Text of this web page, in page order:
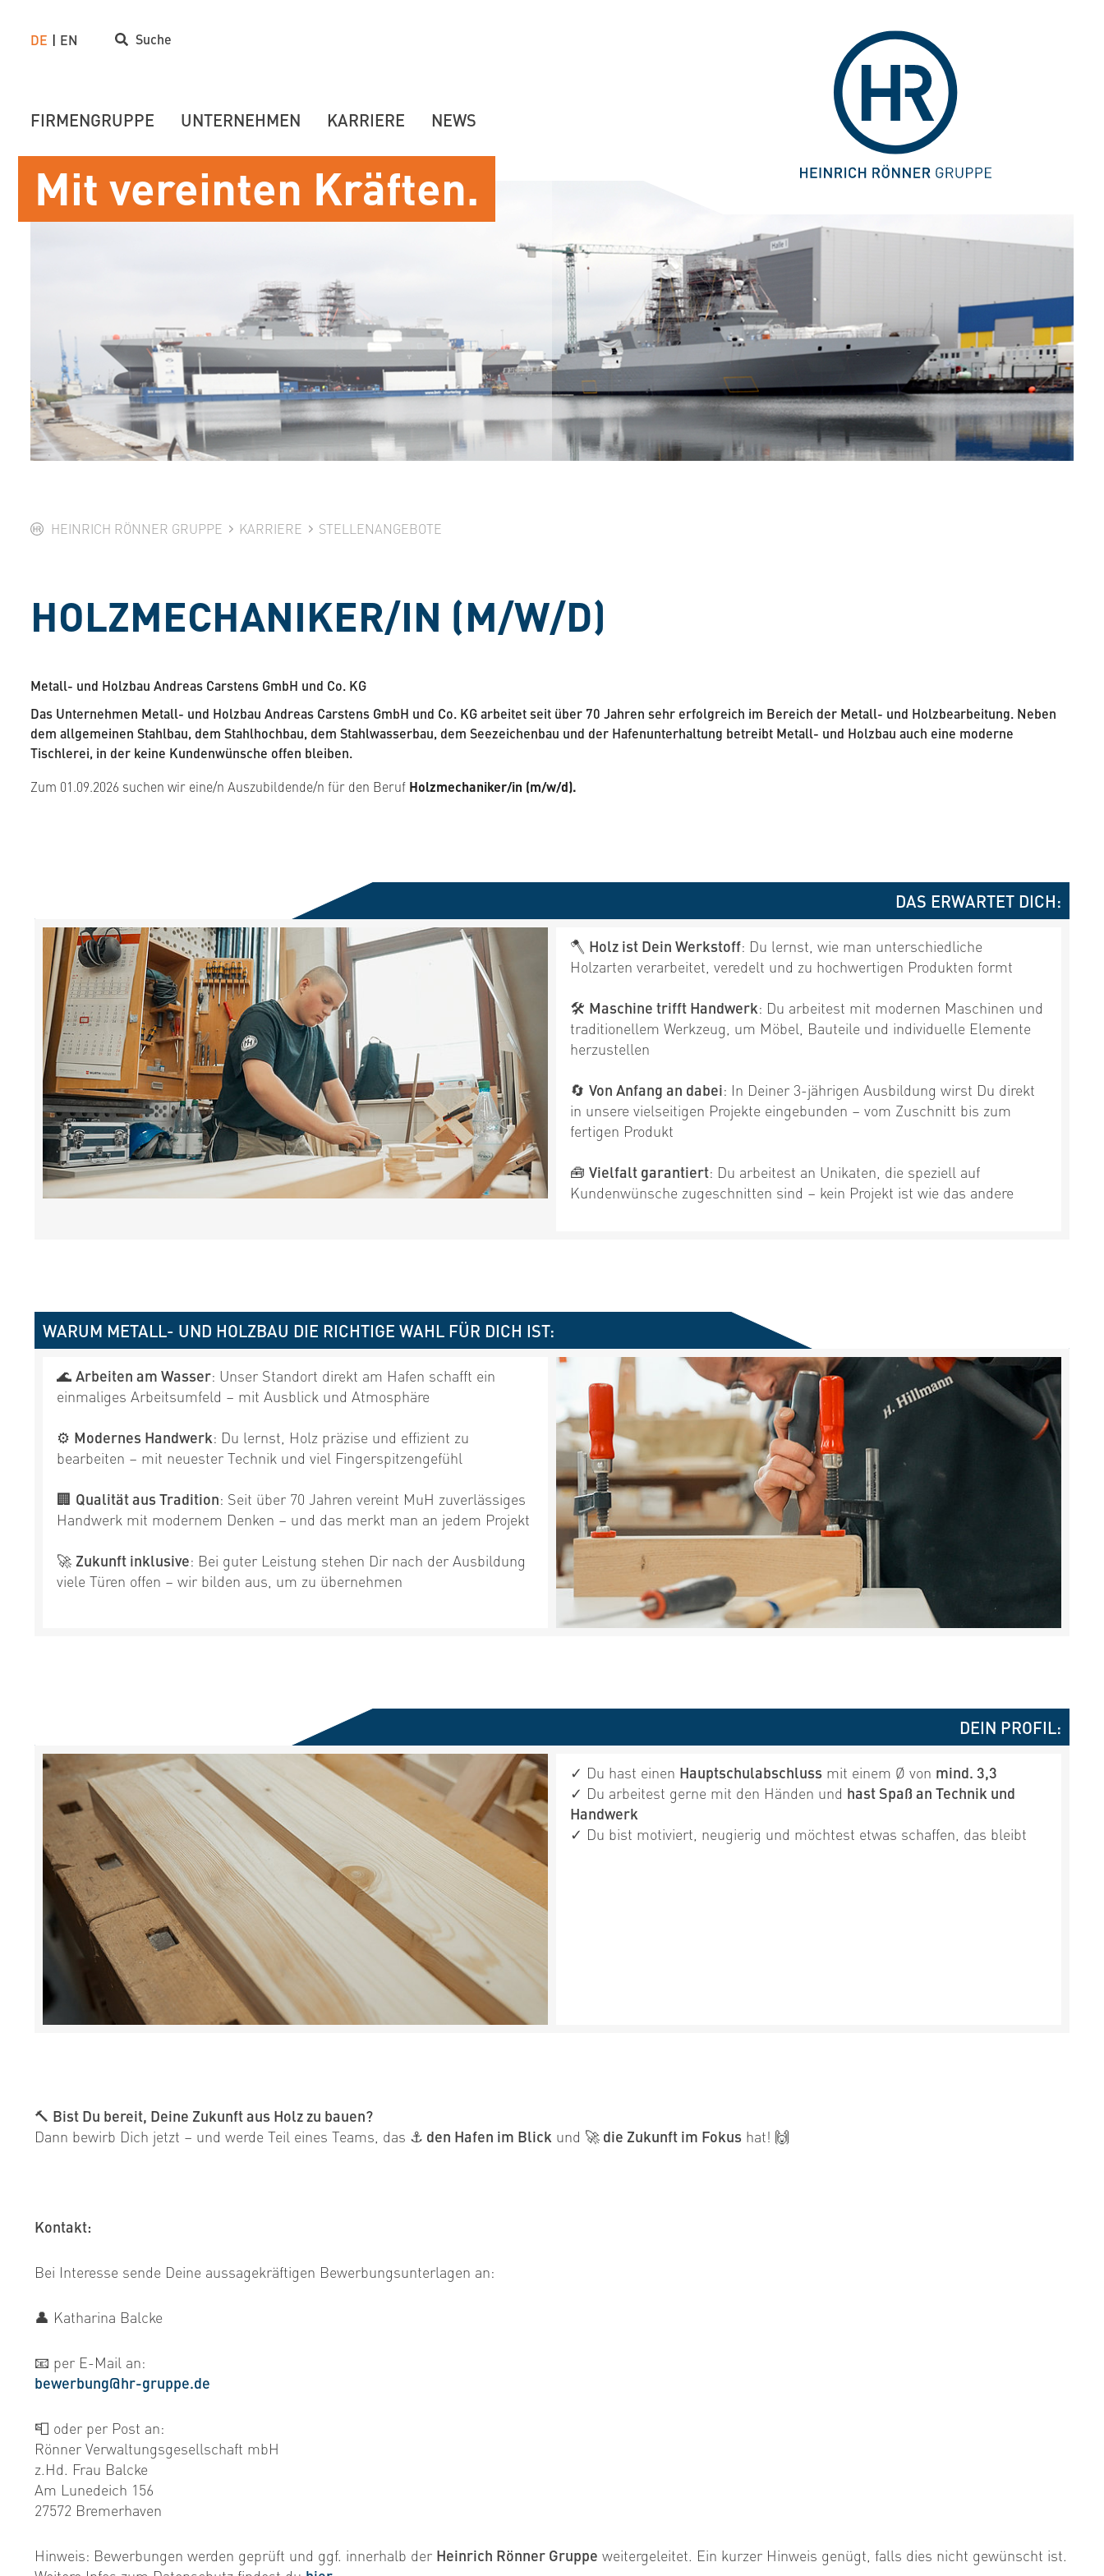
HEINRICH RÖNNER GRUPPE KARRIERE STELLENANGEBOTE
HOLZMECHANIKER/IN (M/W/D)
Metall- und Holzbau Andreas Carstens GmbH und Co. KG
Das Unternehmen Metall- und Holzbau Andreas Carstens GmbH und Co. KG arbeitet seit über 70 Jahren sehr erfolgreich im Bereich der Metall- und Holzbearbeitung. Neben
dem allgemeinen Stahlbau, dem Stahlhochbau, dem Stahlwasserbau, dem Seezeichenbau und der Hafenunterhaltung betreibt Metall- und Holzbau auch eine moderne
Tischlerei, in der keine Kundenwünsche offen bleiben.
Zum 01.09.2026 suchen wir eine/n Auszubildende/n für den Beruf Holzmechaniker/in (m/w/d).
DAS ERWARTET DICH:
🪓 Holz ist Dein Werkstoff: Du lernst, wie man unterschiedliche
Holzarten verarbeitet, veredelt und zu hochwertigen Produkten formt
🛠 Maschine trifft Handwerk: Du arbeitest mit modernen Maschinen und
traditionellem Werkzeug, um Möbel, Bauteile und individuelle Elemente
herzustellen
🔄 Von Anfang an dabei: In Deiner 3-jährigen Ausbildung wirst Du direkt
in unsere vielseitigen Projekte eingebunden – vom Zuschnitt bis zum
fertigen Produkt
🧰 Vielfalt garantiert: Du arbeitest an Unikaten, die speziell auf
Kundenwünsche zugeschnitten sind – kein Projekt ist wie das andere
WARUM METALL- UND HOLZBAU DIE RICHTIGE WAHL FÜR DICH IST:
🌊 Arbeiten am Wasser: Unser Standort direkt am Hafen schafft ein
einmaliges Arbeitsumfeld – mit Ausblick und Atmosphäre
⚙️ Modernes Handwerk: Du lernst, Holz präzise und effizient zu
bearbeiten – mit neuester Technik und viel Fingerspitzengefühl
🏢 Qualität aus Tradition: Seit über 70 Jahren vereint MuH zuverlässiges
Handwerk mit modernem Denken – und das merkt man an jedem Projekt
🚀 Zukunft inklusive: Bei guter Leistung stehen Dir nach der Ausbildung
viele Türen offen – wir bilden aus, um zu übernehmen
DEIN PROFIL:
✓ Du hast einen Hauptschulabschluss mit einem Ø von mind. 3,3
✓ Du arbeitest gerne mit den Händen und hast Spaß an Technik und
Handwerk
✓ Du bist motiviert, neugierig und möchtest etwas schaffen, das bleibt
🔨 Bist Du bereit, Deine Zukunft aus Holz zu bauen?
Dann bewirb Dich jetzt – und werde Teil eines Teams, das ⚓ den Hafen im Blick und 🚀 die Zukunft im Fokus hat! 🙌
Kontakt:
Bei Interesse sende Deine aussagekräftigen Bewerbungsunterlagen an:
👤 Katharina Balcke
📧 per E-Mail an:
​​​​bewerbung@hr-gruppe.de
📮 oder per Post an:
Rönner Verwaltungsgesellschaft mbH
z.Hd. Frau Balcke
Am Lunedeich 156
27572 Bremerhaven
Hinweis: Bewerbungen werden geprüft und ggf. innerhalb der Heinrich Rönner Gruppe weitergeleitet. Ein kurzer Hinweis genügt, falls dies nicht gewünscht ist.
Mit vereinten Kräften.
DE EN Suche
FIRMENGRUPPE UNTERNEHMEN KARRIERE NEWS